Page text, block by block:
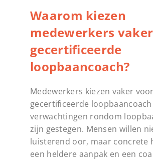
Waarom kiezen
medewerkers
gecertificeerde
loopbaancoach?
Medewerkers kiezen vaker
gecertificeerde
verwachtingen rondom
zijn gestegen. Mensen willen
luisterend oor, maar concrete
een heldere aanpak en een